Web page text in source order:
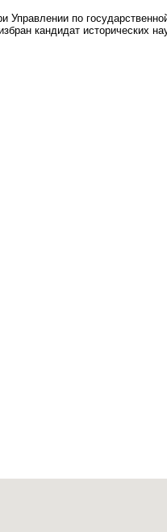
по
кандидат исторических